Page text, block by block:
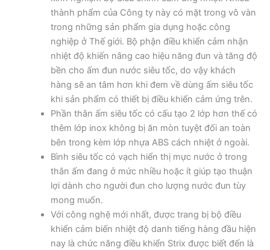
thành phẩm của Công ty này có mặt trong vô vàn
trong những sản phẩm gia dụng hoặc công
nghiệp ở Thế giới. Bộ phận điều khiển cảm nhận
nhiệt độ khiến nâng cao hiệu năng đun và tăng độ
bền cho ấm đun nước siêu tốc, do vậy khách
hàng sẽ an tâm hơn khi đem về dùng ấm siêu tốc
khi sản phẩm có thiết bị điều khiển cảm ứng trên.
Phần thân ấm siêu tốc có cấu tạo 2 lớp hơn thế có
thêm lớp inox không bị ăn mòn tuyệt đối an toàn
bên trong kèm lớp nhựa ABS cách nhiệt ở ngoài.
Bình siêu tốc có vạch hiển thị mực nước ở trong
thân ấm đang ở mức nhiều hoặc ít giúp tạo thuận
lợi dành cho người đun cho lượng nước đun tùy
mong muốn.
Với công nghệ mới nhất, được trang bị bộ điều
khiển cảm biến nhiệt độ danh tiếng hàng đầu hiện
nay là chức năng điều khiển Strix được biết đến là